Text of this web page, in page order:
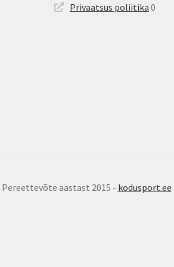
Privaatsus poliitika 0
aastast 2015 - kodusport.ee